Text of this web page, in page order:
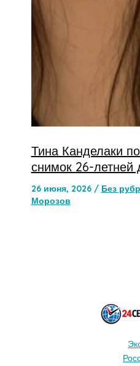
Тина Канделаки
снимок 26-
26 июня, 2026 / Без
Морозов